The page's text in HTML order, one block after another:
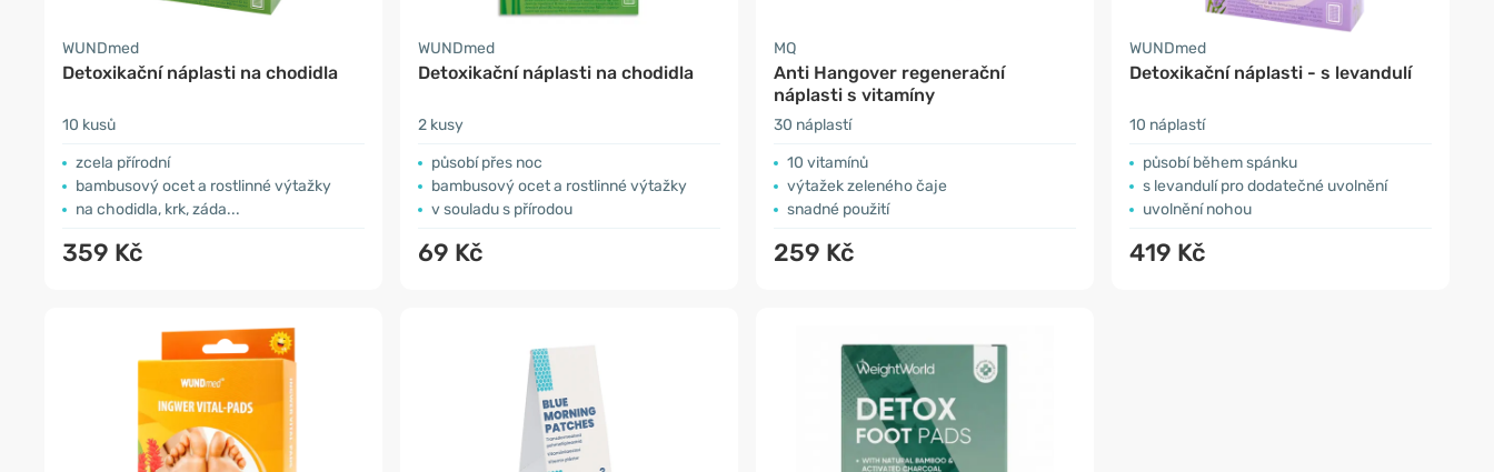
WUNDmed
Detoxikační náplasti na chodidla
10 kusů
zcela přírodní
bambusový ocet a rostlinné výtažky
na chodidla, krk, záda...
359 Kč
WUNDmed
Detoxikační náplasti na chodidla
2 kusy
působí přes noc
bambusový ocet a rostlinné výtažky
v souladu s přírodou
69 Kč
MQ
Anti Hangover regenerační
náplasti s vitamíny
30 náplastí
10 vitamínů
výtažek zeleného čaje
snadné použití
259 Kč
WUNDmed
Detoxikační náplasti - s levandulí
10 náplastí
působí během spánku
s levandulí pro dodatečné uvolnění
uvolnění nohou
419 Kč